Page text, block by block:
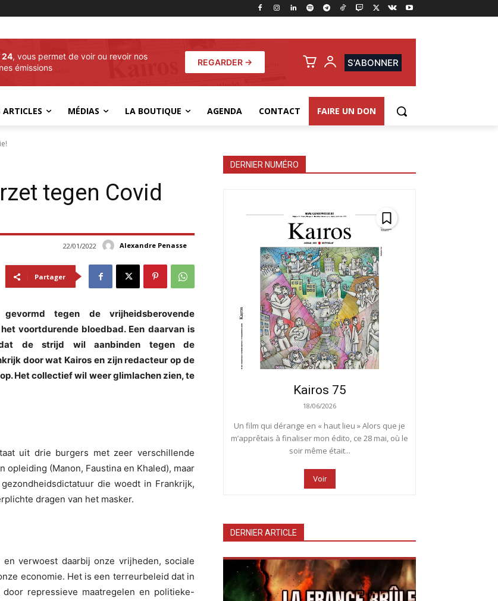
24, vous permet de voir ou revoir nos
émissions
REGARDER → S'ABONNER
ARTICLES MÉDIAS LA BOUTIQUE AGENDA CONTACT FAIRE UN DON
tegen Covid
Alexandre Penasse
22/01/2022
Partager
tegen de vrijheidsberovende
voortdurende bloedbad. Een daarvan is
de strijd wil aanbinden tegen de
door wat Kairos en zijn redacteur op de
Het collectief wil weer glimlachen zien, te
uit drie burgers met zeer verschillende
(Manon, Faustina en Khaled), maar
die woedt in Frankrijk,
dragen van het masker.
verwoest daarbij onze vrijheden, sociale
economie. Het is een terreurbeleid dat in
repressieve maatregelen en politieke-
DERNIER NUMÉRO
Kairos 75
18/06/2026
Un film qui dérange en « haut lieu » Alors que je
m’apprêtais à finaliser mon édito, ce 28 mai, où le
soir même était...
Voir
DERNIER ARTICLE